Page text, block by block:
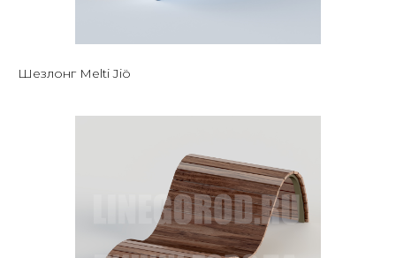
Шезлонг Melti Jiö